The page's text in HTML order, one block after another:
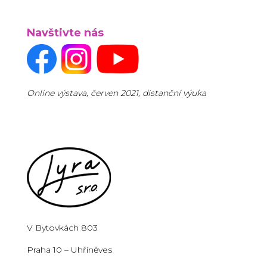
Navštivte nás
Online výstava, červen 2021, distanční výuka
V Bytovkách 803
Praha 10 – Uhříněves